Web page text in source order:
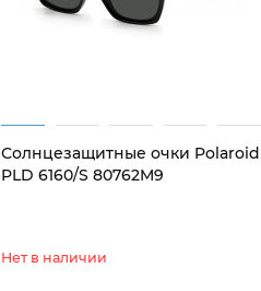
Солнцезащитные очки Polaroid
PLD 6160/S 80762M9
Нет в наличии